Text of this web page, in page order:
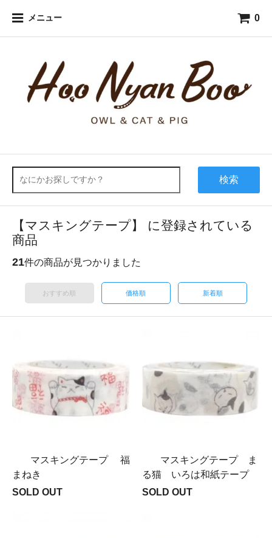
メニュー 0
検索
【マスキングテープ】 に登録されている
商品
21件の商品が見つかりました
おすすめ順 価格順 新着順
マスキングテープ 福
まねき
SOLD OUT
マスキングテープ ま
る猫 いろは和紙テープ
SOLD OUT